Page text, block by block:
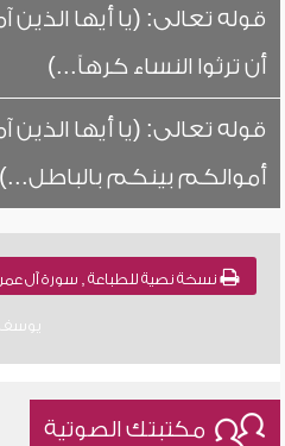
قوله تعالى: (يا أيها الذين
أن ترثوا النساء كرهاً...)
قوله تعالى: (يا أيها الذين
أموالكم بينكم بالباطل...)
مكتبتك الصوتية